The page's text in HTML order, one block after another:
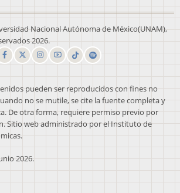
Nacional Autónoma de México(UNAM),
2026.
pueden ser reproducidos con fines no
no se mutile, se cite la fuente completa y
De otra forma, requiere permiso previo por
Sitio web administrado por el Instituto de
2026.